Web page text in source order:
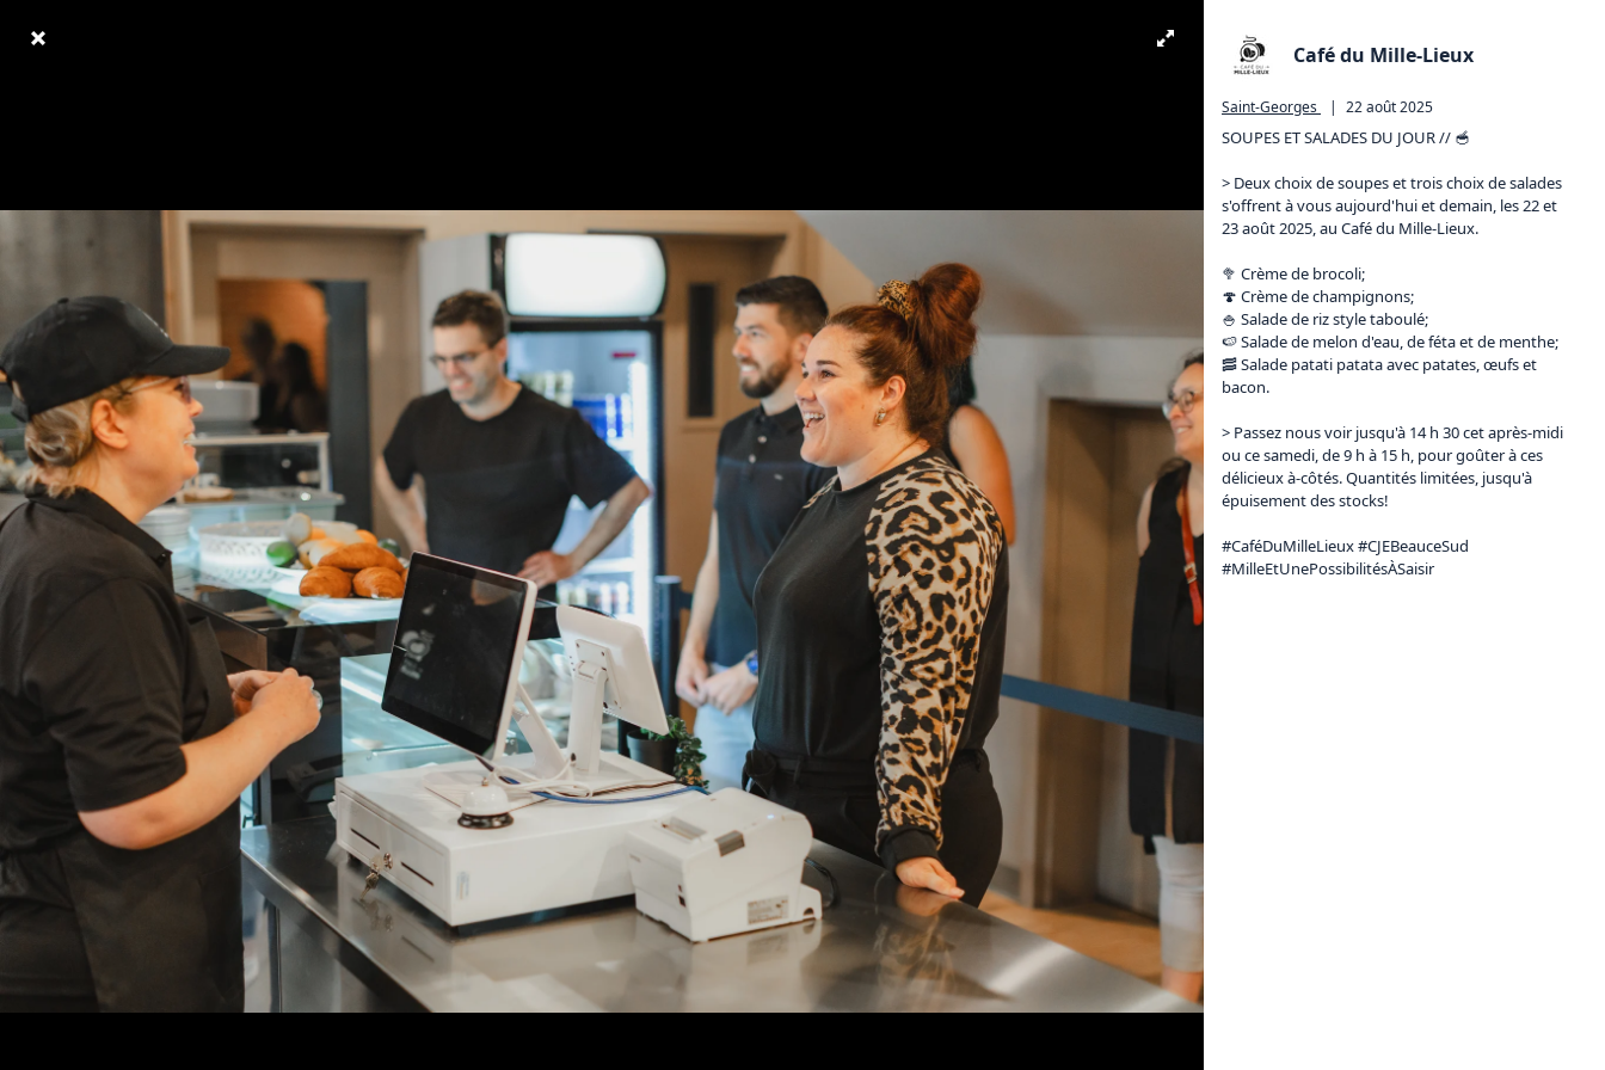
Café du Mille-Lieux
Saint-Georges | 22 août 2025
SOUPES ET SALADES DU JOUR // 🥣
> Deux choix de soupes et trois choix de salades
s'offrent à vous aujourd'hui et demain, les 22 et
23 août 2025, au Café du Mille-Lieux.
🥦 Crème de brocoli;
🍄 Crème de champignons;
🍚 Salade de riz style taboulé;
🍉 Salade de melon d'eau, de féta et de menthe;
🥓 Salade patati patata avec patates, œufs et
bacon.
> Passez nous voir jusqu'à 14 h 30 cet après-midi
ou ce samedi, de 9 h à 15 h, pour goûter à ces
délicieux à-côtés. Quantités limitées, jusqu'à
épuisement des stocks!
#CaféDuMilleLieux #CJEBeauceSud
#MilleEtUnePossibilitésÀSaisir